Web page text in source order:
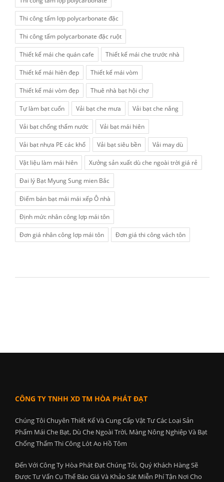
Thi công tấm lợp polycarbonate đặc
Thi công tấm polycarbonate đặc ruột
Thiết kế mái che quán cafe Thiết kế mái che trước nhà
Thiết kế mái hiên đẹp Thiết kế mái vòm
Thiết kế mái vòm đẹp Thuê nhà bạt hội chợ
Tự làm bạt cuốn Vải bạt che mưa Vải bạt che nắng
Vải bạt chống thấm nước Vải bạt mái hiên
Vải bạt nhựa PE các khổ Vải bạt siêu bền Vải may dù
Vật liệu làm mái hiên Xưởng sản xuất dù che ngoài trời giá rẻ
Đai lý Bạt Myung Sung mien Bắc
Điểm bán bạt mái mái xếp Ô nhà
Định mức nhân công lợp mái tôn
Đơn giá nhân công lợp mái tôn Đơn giá thi công vách tôn
CÔNG TY TNHH XD TM HÒA PHÁT ĐẠT
Chúng Tôi Chuyên Thiết Kế Và Cung Cấp Vật Tư Các Loại Sản
Phẩm Mái Che Bạt, Dù Che Ngoài Trời, Màng Nông Nghiệp Và Bạt
Chống Thấm Thi Công Lót Ao Hồ Tôm
Đến Với Công Ty Hòa Phát Đạt Chúng Tôi, Quý Khách Hàng Sẽ
Được Tư Vấn Cụ Thể Báo Giá Và Khảo Sát Miễn Phí Tận Nơi Cho